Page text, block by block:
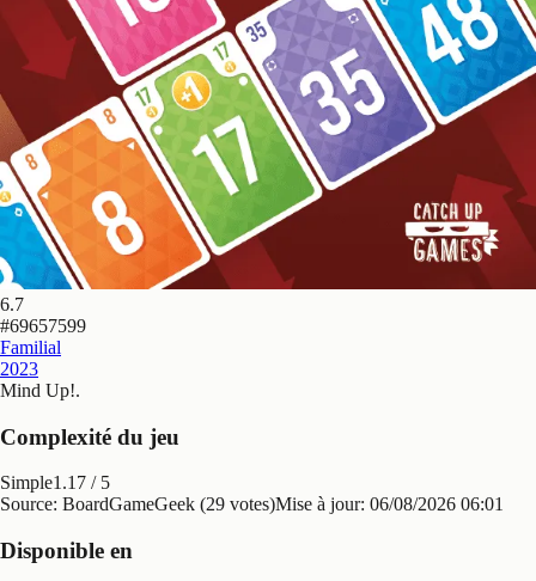
6.7
#69657599
Familial
2023
Mind Up!.
Complexité du jeu
Simple1.17 / 5
Source: BoardGameGeek (29 votes)Mise à jour: 06/08/2026 06:01
Disponible en